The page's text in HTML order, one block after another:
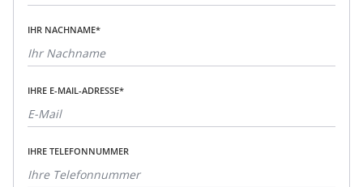
IHR NACHNAME*
IHRE E-MAIL-ADRESSE*
IHRE TELEFONNUMMER